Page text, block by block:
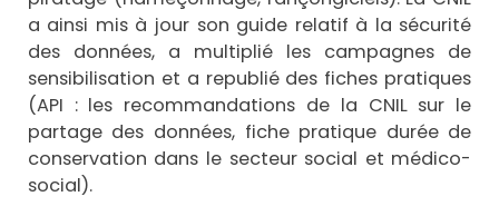
a ainsi mis à jour son guide relatif à la sécurité
des données, a multiplié les campagnes de
sensibilisation et a republié des fiches pratiques
(API : les recommandations de la CNIL sur le
partage des données, fiche pratique durée de
conservation dans le secteur social et médico-
social).